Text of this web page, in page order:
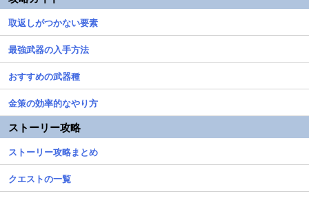
取返しがつかない要素
最強武器の入手方法
おすすめの武器種
金策の効率的なやり方
ストーリー攻略
ストーリー攻略まとめ
クエストの一覧